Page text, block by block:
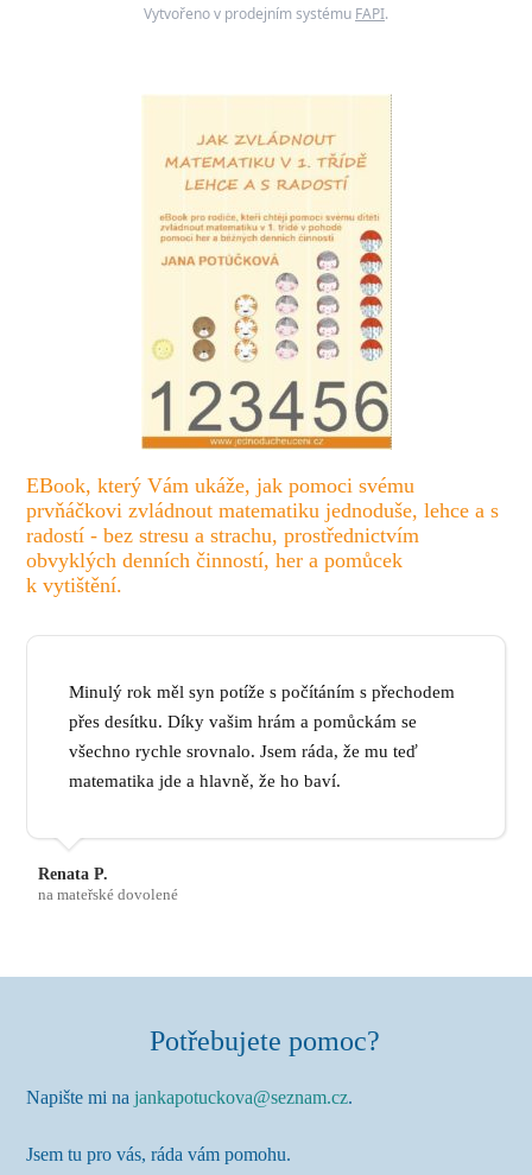
Vytvořeno v prodejním systému FAPI.
EBook, který Vám ukáže, jak pomoci svému
prvňáčkovi zvládnout matematiku jednoduše, lehce a s
radostí - bez stresu a strachu, prostřednictvím
obvyklých denních činností, her a pomůcek
k vytištění.
Minulý rok měl syn potíže s počítáním s přechodem
přes desítku. Díky vašim hrám a pomůckám se
všechno rychle srovnalo. Jsem ráda, že mu teď
matematika jde a hlavně, že ho baví.
Renata P.
na mateřské dovolené
Potřebujete pomoc?
Napište mi najankapotuckova@seznam.cz.
Jsem tu pro vás, ráda vám pomohu.